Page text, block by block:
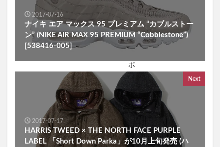
2017-07-16
ナイキ エア マックス 95 プレミアム “カブルストー
ン” (NIKE AIR MAX 95 PREMIUM “Cobblestone”)
[538416-005]
Next
2017-07-17
HARRIS TWEED × THE NORTH FACE PURPLE
LABEL 「Short Down Parka」が10月上旬発売 (ハ